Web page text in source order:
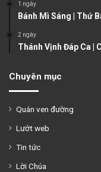
1 ngày
Bánh Mì Sáng | Thứ
2 ngày
Thánh Vịnh Đáp Ca |
Chuyên mục
Quán ven đường
Lướt web
Tin tức
Lời Chúa